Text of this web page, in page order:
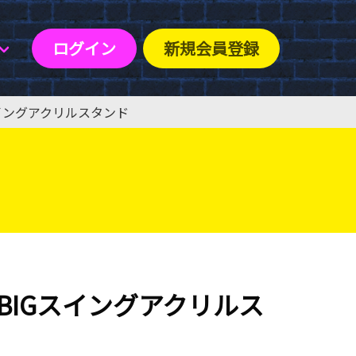
ログイン 新規会員登録
グアクリルスタンド
スイングアクリルス